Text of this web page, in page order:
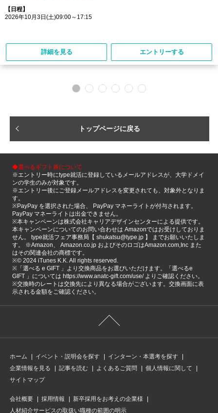
【日程】
2026年10月3日(土)09:00～17:15
詳細を見る エントリーする
トップページに戻る
◆選べるギフト券について
※エントリー時にtype就活に登録しているメールアドレスが、大学ドメイ
ンの学生のみが対象です。
※エントリー後にご登録メールアドレスを変更されても、対象外となりま
す。
※PayPay を選択された場合、 PayPay マネーライトが付与されます。
PayPay マネーライトは出金できません。
※本キャンペーンは株式会社キャリアデザインセンターによる提供です。
本キャンペーンについてのお問い合わせは Amazonではお受けしておりま
せん。 type就活フェア事務局【 shukatsu@type.jp 】 までお願いいたしま
す。 ※Amazon、 Amazon.co.jp およびそのロゴはAmazon.com,Inc また
はその関連会社の商標です。
※©️ 2024 iTunes K.K. All rights reserved.
※「選べる e GIFT 」より交換商品をお選びいただけます。「選べるe
GIFT 」については https://www.anatc-gift.com/use/ よりご確認ください。
※交換時のレートは交換先により異なる場合がございます。交換画面に表
示される金額をご確認ください。
ホーム イベント・説明会を探す
インターン・本選考を探す
企業情報を見る
記事を読む よくあるご質問
個人情報に関して
サイトマップ
会社概要 採用情報
新卒採用をお考えの企業様
人材紹介サービスの取扱い職種の範囲の明示